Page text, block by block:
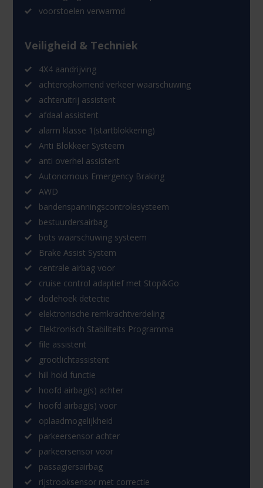
voorstoelen verwarmd
Veiligheid & Techniek
4X4 aandrijving
achteropkomend verkeer waarschuwing
achteruitrij assistent
afdaal assistent
alarm klasse 1(startblokkering)
Anti Blokkeer Systeem
anti overhel assistent
Autonomous Emergency Braking
AWD
bandenspanningscontrolesysteem
bestuurdersairbag
bots waarschuwing systeem
Brake Assist System
centrale airbag voor
cruise control adaptief met Stop&Go
dodehoek detectie
elektronische remkrachtverdeling
Elektronisch Stabiliteits Programma
file assistent
grootlichtassistent
hill hold functie
hoofd airbag(s) achter
hoofd airbag(s) voor
oplaadmogelijkheid
parkeersensor achter
parkeersensor voor
passagiersairbag
rijstrooksensor met correctie